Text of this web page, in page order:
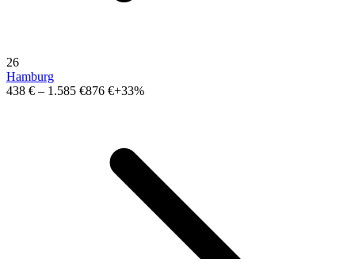
26
Hamburg
438 € – 1.585 €876 €+33%